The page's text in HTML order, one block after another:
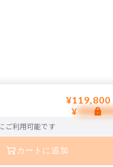
¥119,800
¥
ご利用可能です
カートに追加